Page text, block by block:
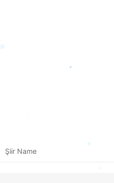
Şiir Name